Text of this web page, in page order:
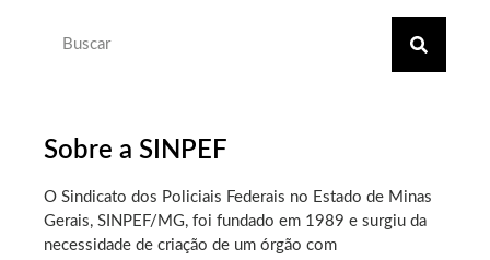
Sobre a SINPEF
O Sindicato dos Policiais Federais no Estado de Minas
Gerais, SINPEF/MG, foi fundado em 1989 e surgiu da
necessidade de criação de um órgão com